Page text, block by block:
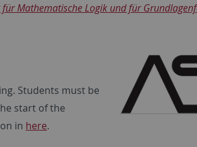
für Mathematische Logik und für
Students must be
start of the
in here.